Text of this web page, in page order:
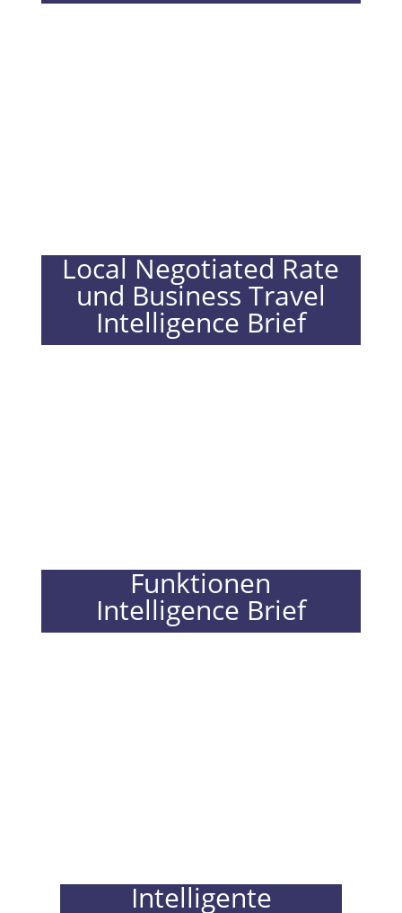
Local Negotiated Rate
und Business Travel
Intelligence Brief
Funktionen
Intelligence Brief
Intelligente